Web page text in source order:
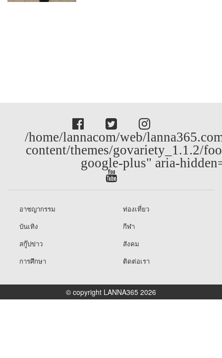
/home/lannacom/web/
content/themes/govariety_1.1.2/
google-plus" aria-
อาชญากรรม
ท่องเที่ยว
บันเทิง
กีฬา
สกู๊ปข่าว
สังคม
การศึกษา
ติดต่อเรา
© copyright LANNA365 2026